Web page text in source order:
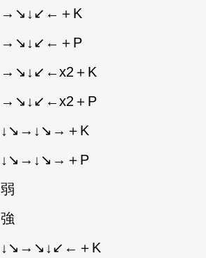
→↘↓↙←＋K
→↘↓↙←＋P
→↘↓↙←x2＋K
→↘↓↙←x2＋P
↓↘→↓↘→＋K
↓↘→↓↘→＋P
弱
強
↓↘→↘↓↙←＋K